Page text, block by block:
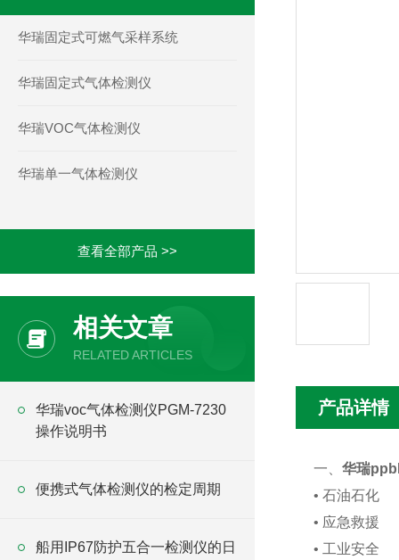
华瑞固定式可燃气采样系统
华瑞固定式气体检测仪
华瑞VOC气体检测仪
华瑞单一气体检测仪
查看全部产品 >>
相关文章
RELATED ARTICLES
华瑞voc气体检测仪PGM-7230
操作说明书
便携式气体检测仪的检定周期
船用IP67防护五合一检测仪的日
产品详情
一、 华瑞
• 石油石化
• 应急救援
• 工业安全